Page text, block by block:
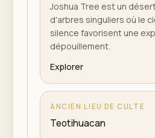
Joshua Tree est un
d'arbres singuliers où le
silence favorisent une
dépouillement.
Explorer
ANCIEN LIEU DE CULTE
Teotihuacan